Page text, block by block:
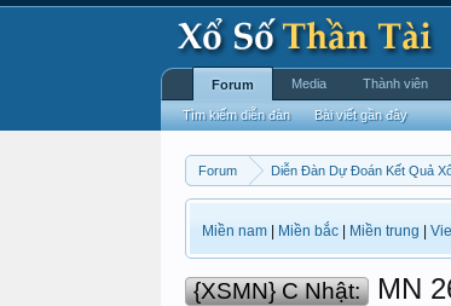
Forum Diễn Đàn Dự Đoán Kết Quả
Miền nam Miền bắc Miền trung
{XSMN} C Nhật: MN
Forum
Tìm kiếm diễn đàn Bài viết gần đây
Media Thành viên